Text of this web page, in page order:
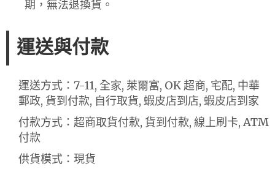
期，無法退換貨。
運送與付款
運送方式：7-11, 全家, 萊爾富, OK 超商, 宅配, 中華
郵政, 貨到付款, 自行取貨, 蝦皮店到店, 蝦皮店到家
付款方式：超商取貨付款, 貨到付款, 線上刷卡, ATM
付款
供貨模式：現貨